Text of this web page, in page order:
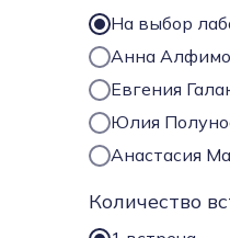
На выбор
Анна
Евгения
Юлия
Анастасия
Количество